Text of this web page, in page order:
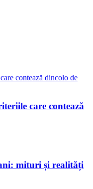
care contează
mituri și realități